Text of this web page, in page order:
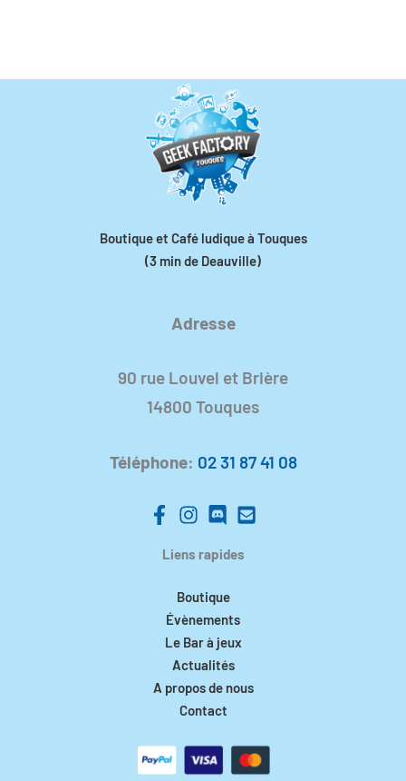
Boutique et Café ludique à Touques
(3 min de Deauville)
Adresse
90 rue Louvel et Brière
14800 Touques
Téléphone: 02 31 87 41 08
Liens rapides
Boutique
Évènements
Le Bar à jeux
Actualités
A propos de nous
Contact